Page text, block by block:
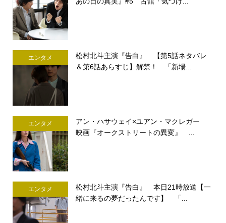
エンタメ
松村北斗主演『告白』 【第5話ネタバレ
＆第6話あらすじ】解禁！ 「新場...
エンタメ
アン・ハサウェイ×ユアン・マクレガー
映画『オークストリートの異変』 ...
エンタメ
松村北斗主演『告白』 本日21時放送【一
緒に来るの夢だったんです】 「...